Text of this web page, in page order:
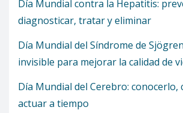
Día Mundial contra la Hepatitis:
diagnosticar, tratar y eliminar
Día Mundial del Síndrome de
invisible para mejorar la calidad de
Día Mundial del Cerebro: conocerlo,
actuar a tiempo